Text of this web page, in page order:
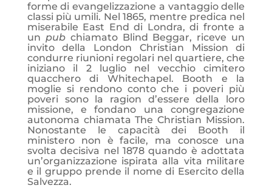
forme di evangelizzazione a vantaggio delle
classi più umili. Nel 1865, mentre predica nel
miserabile East End di Londra, di fronte a
un pub chiamato Blind Beggar, riceve un
invito della London Christian Mission di
condurre riunioni regolari nel quartiere, che
iniziano il 2 luglio nel vecchio cimitero
quacchero di Whitechapel. Booth e la
moglie si rendono conto che i poveri più
poveri sono la ragion d’essere della loro
missione, e fondano una congregazione
autonoma chiamata The Christian Mission.
Nonostante le capacità dei Booth il
ministero non è facile, ma conosce una
svolta decisiva nel 1878 quando è adottata
un’organizzazione ispirata alla vita militare
e il gruppo prende il nome di Esercito della
Salvezza.